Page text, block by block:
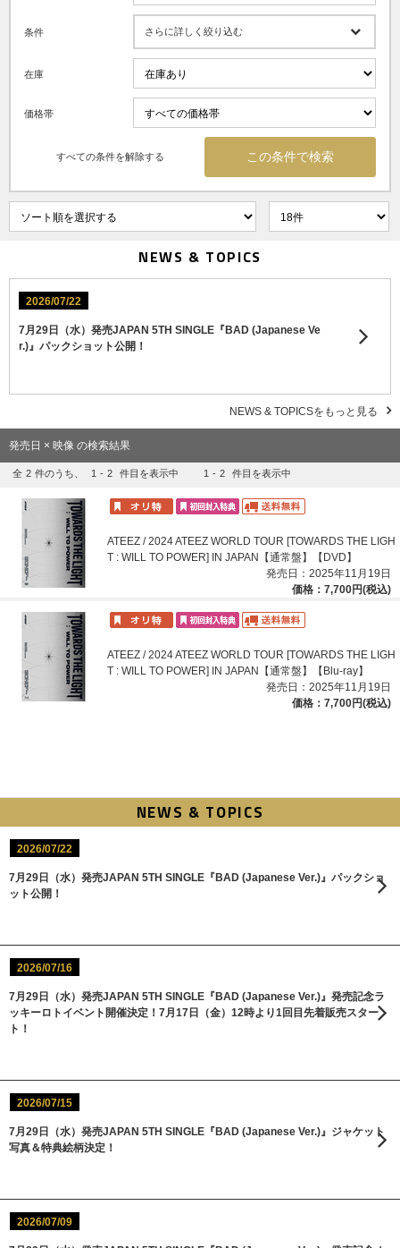
条件 さらに詳しく絞り込む
在庫
価格帯
すべての条件を解除する
NEWS & TOPICS
2026/07/22
7月29日（水）発売JAPAN 5TH SINGLE『BAD (Japanese Ve
r.)』パックショット公開！
NEWS & TOPICSをもっと見る
発売日 × 映像 の検索結果
全 2 件のうち、 1 - 2 件目を表示中 1 - 2 件目を表示中
ATEEZ / 2024 ATEEZ WORLD TOUR [TOWARDS THE LIGH
T : WILL TO POWER] IN JAPAN【通常盤】【DVD】
発売日：2025年11月19日
価格：7,700円(税込)
ATEEZ / 2024 ATEEZ WORLD TOUR [TOWARDS THE LIGH
T : WILL TO POWER] IN JAPAN【通常盤】【Blu-ray】
発売日：2025年11月19日
価格：7,700円(税込)
NEWS & TOPICS
2026/07/22
7月29日（水）発売JAPAN 5TH SINGLE『BAD (Japanese Ver.)』パックショ
ット公開！
2026/07/16
7月29日（水）発売JAPAN 5TH SINGLE『BAD (Japanese Ver.)』発売記念ラ
ッキーロトイベント開催決定！7月17日（金）12時より1回目先着販売スター
ト！
2026/07/15
7月29日（水）発売JAPAN 5TH SINGLE『BAD (Japanese Ver.)』ジャケット
写真＆特典絵柄決定！
2026/07/09